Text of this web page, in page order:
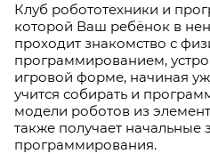
Клуб робототехники и
которой Ваш ребёнок в
проходит знакомство с
программированием,
игровой форме, начиная
учится собирать и
модели роботов из
также получает начальные
программирования.